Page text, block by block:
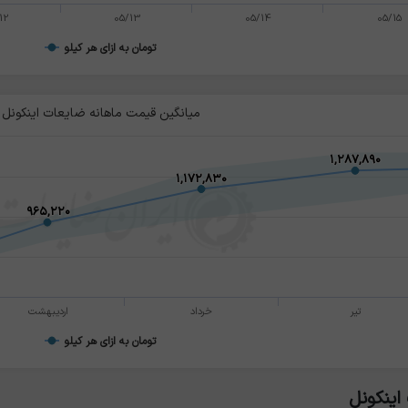
تومان به ازای هر کیلو
05/13 05/14 05/15
میانگین قیمت ماهانه ضایعات اینکونل
۹۶۵,۲۲۰
۹۶۵,۲۲۰
۱,۱۷۲,۸۳۰
۱,۱۷۲,۸۳۰
۱,۲۸۷,۸۹۰
۱,۲۸۷,۸۹۰
تومان به ازای هر کیلو
اردیبهشت خرداد تیر